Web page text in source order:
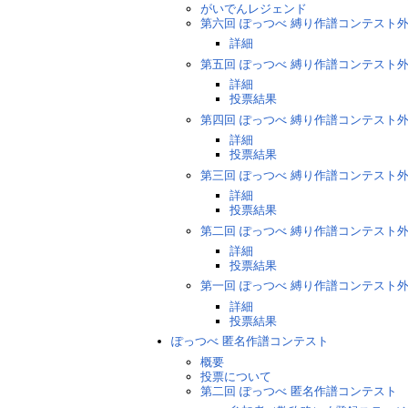
がいでんレジェンド
第六回 ぽっつべ 縛り作譜コンテスト
詳細
第五回 ぽっつべ 縛り作譜コンテスト
詳細
投票結果
第四回 ぽっつべ 縛り作譜コンテスト
詳細
投票結果
第三回 ぽっつべ 縛り作譜コンテスト
詳細
投票結果
第二回 ぽっつべ 縛り作譜コンテスト
詳細
投票結果
第一回 ぽっつべ 縛り作譜コンテスト
詳細
投票結果
ぽっつべ 匿名作譜コンテスト
概要
投票について
第二回 ぽっつべ 匿名作譜コンテスト